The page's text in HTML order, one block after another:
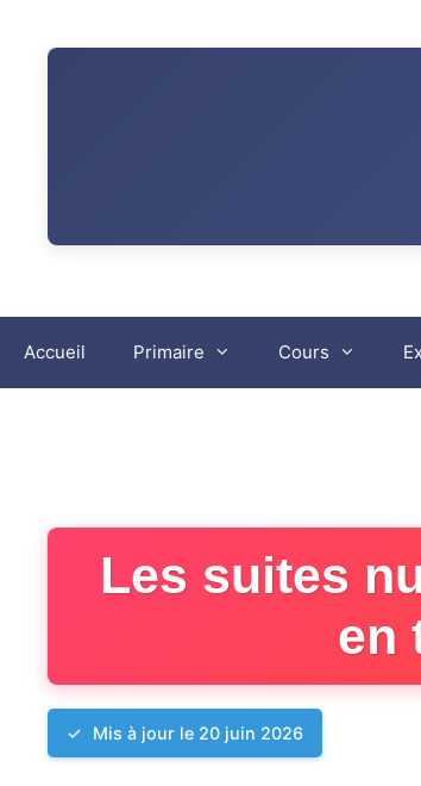
Accueil Primaire Cours
Les suites
en
Mis à jour le 20 juin 2026